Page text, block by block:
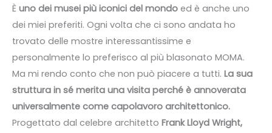
È uno dei musei più iconici del mondo ed è anche uno
dei miei preferiti. Ogni volta che ci sono andata ho
trovato delle mostre interessantissime e
personalmente lo preferisco al più blasonato MOMA.
Ma mi rendo conto che non può piacere a tutti. La sua
struttura in sé merita una visita perché è annoverata
universalmente come capolavoro architettonico.
Progettato dal celebre architetto Frank Lloyd Wright,